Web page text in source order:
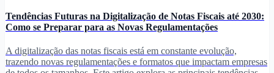
Tendências Futuras na Digitalização de Notas Fiscais até 2030:
Como se Preparar para as Novas Regulamentações
A digitalização das notas fiscais está em constante evolução,
trazendo novas regulamentações e formatos que impactam empresas